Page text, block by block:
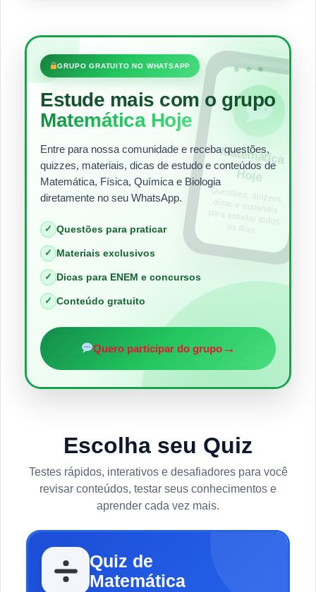
•••
GRUPO GRATUITO NO WHATSAPP
Estude mais com o grupo
Matemática Hoje
Entre para nossa comunidade e receba questões,
quizzes, materiais, dicas de estudo e conteúdos de
Matemática, Física, Química e Biologia
diretamente no seu WhatsApp.
✓ Questões para praticar
✓ Materiais exclusivos
✓ Dicas para ENEM e concursos
✓ Conteúdo gratuito
Quero participar do grupo→
Matem
ática
Hoje
Questões, quizzes,
dicas e materiais
para estudar todos
os dias.
Escolha seu Quiz
Testes rápidos, interativos e desafiadores para você
revisar conteúdos, testar seus conhecimentos e
aprender cada vez mais.
Quiz de
Matemática